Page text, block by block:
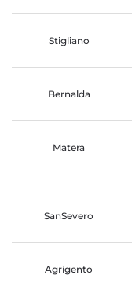
Stigliano
Bernalda
Matera
SanSevero
Agrigento